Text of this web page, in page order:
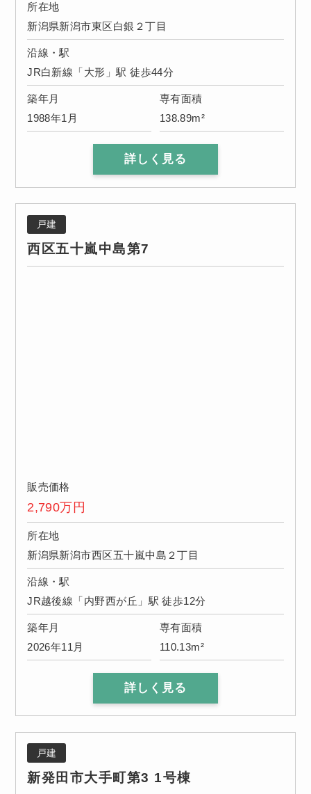
所在地
新潟県新潟市東区白銀２丁目
沿線・駅
JR白新線「大形」駅 徒歩44分
築年月
1988年1月
専有面積
138.89m²
詳しく見る
戸建
西区五十嵐中島第7
販売価格
2,790万円
所在地
新潟県新潟市西区五十嵐中島２丁目
沿線・駅
JR越後線「内野西が丘」駅 徒歩12分
築年月
2026年11月
専有面積
110.13m²
詳しく見る
戸建
新発田市大手町第3 1号棟